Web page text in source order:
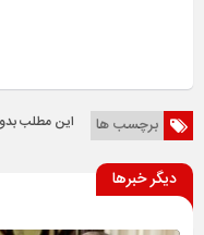
برچسب ها این مطلب
دیگر خبرها